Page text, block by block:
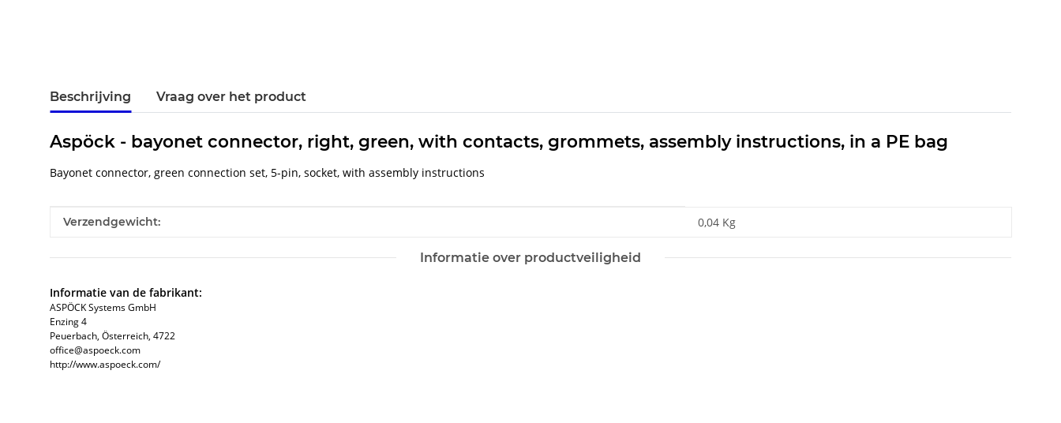
Beschrijving Vraag over het product
Aspöck - bayonet connector, right, green, with contacts, grommets, assembly instructions, in a PE bag
Bayonet connector, green connection set, 5-pin, socket, with assembly instructions
#productDetails.itemInformation#
#productDetails.itemValue#
Verzendgewicht: 0,04 Kg
Informatie over productveiligheid
Informatie van de fabrikant:
ASPÖCK Systems GmbH
Enzing 4
Peuerbach, Österreich, 4722
office@aspoeck.com
http://www.aspoeck.com/